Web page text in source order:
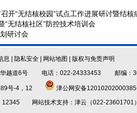
“无结核校园”试点工作进展研讨暨结核
无结核社区”防控技术培训会
研讨会
息 隐私安全| 网站地图
版权与免责声明
华越道6号 电话：022-24333453 邮编：
号-4，12
津公网安备
12345 网站技术支持：津云（022-23601701）